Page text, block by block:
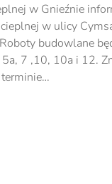
w Gnieźnie
w ulicy
budowlane
7 ,10, 10a i 12.